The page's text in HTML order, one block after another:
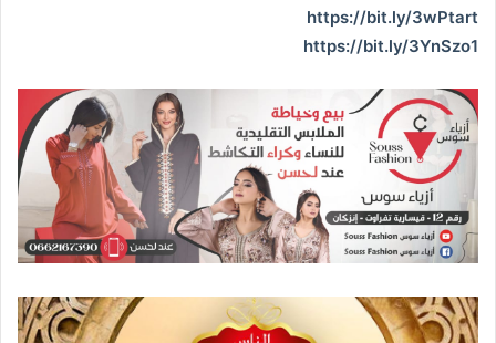
https://bit.ly/3wPtart
https://bit.ly/3YnSzo1